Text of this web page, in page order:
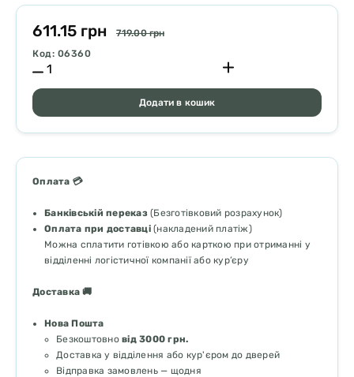
611.15 грн
719.00 грн
Код: 06360
Додати в кошик
Оплата 💳
Банківській переказ(Безготівковий розрахунок)
Оплата при доставці(накладений платіж)
Можна сплатити готівкою або карткою при отриманні у
відділенні логістичної компанії або кур’єру
Доставка 🚚
Нова Пошта
Безкоштовно від 3000 грн.
Доставка у відділення або кур'єром до дверей
Відправка замовлень — щодня